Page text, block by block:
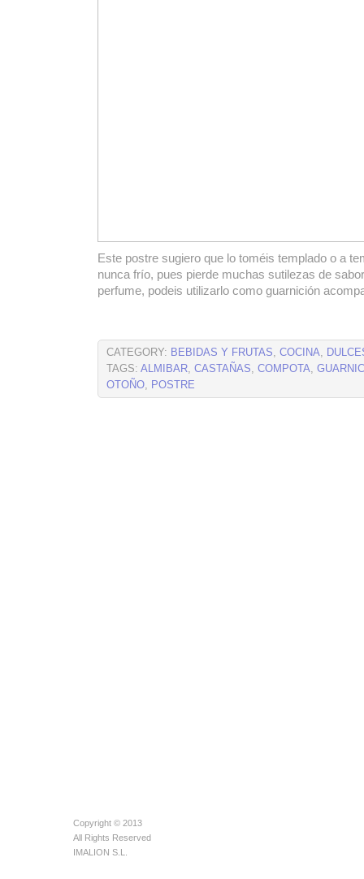
Este postre sugiero que lo toméis templado o a
nunca frío, pues pierde muchas sutilezas de
perfume, podeis utilizarlo como guarnición
CATEGORY: BEBIDAS Y FRUTAS, COCINA,
TAGS: ALMIBAR, CASTAÑAS, COMPOTA,
OTOÑO, POSTRE
Copyright © 2013
All Rights Reserved
IMALION S.L.